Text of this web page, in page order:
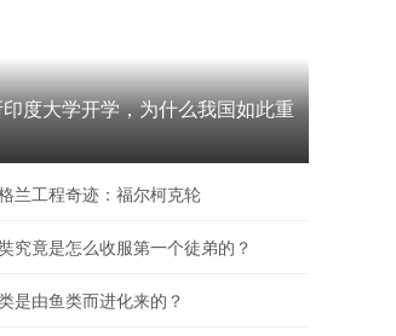
08:38
美军也换新
美军空中摩托车！单兵作战
度大学开学，为什么我国如此重
兰工程奇迹：福尔柯克轮
究竟是怎么收服第一个徒弟的？
是由鱼类而进化来的？